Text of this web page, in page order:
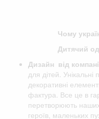
Чому
Дитячий
Дизайн від
для дітей.
декоративні
фактура. Все це в
перетворюють
героїв, маленьких